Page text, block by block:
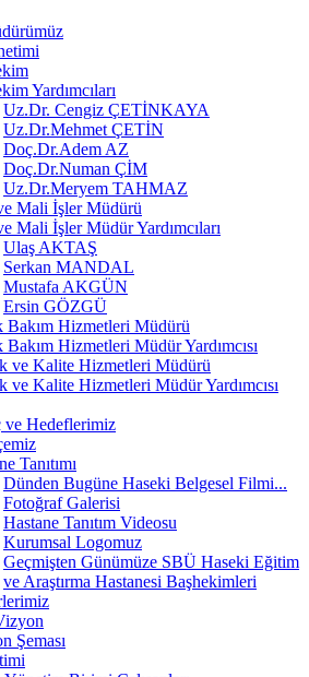
Yardımcıları
Uz.Dr. Cengiz ÇETİNKAYA
Uz.Dr.Mehmet ÇETİN
Doç.Dr.Adem AZ
Doç.Dr.Numan ÇİM
Uz.Dr.Meryem TAHMAZ
Mali İşler Müdürü
Mali İşler Müdür Yardımcıları
Ulaş AKTAŞ
Serkan MANDAL
Mustafa AKGÜN
Ersin GÖZGÜ
Bakım Hizmetleri Müdürü
Bakım Hizmetleri Müdür Yardımcısı
ve Kalite Hizmetleri Müdürü
ve Kalite Hizmetleri Müdür Yardımcısı
ve Hedeflerimiz
Tanıtımı
Dünden Bugüne Haseki Belgesel Filmi...
Fotoğraf Galerisi
Hastane Tanıtım Videosu
Kurumsal Logomuz
Geçmişten Günümüze SBÜ Haseki Eğitim
ve Araştırma Hastanesi Başhekimleri
Şeması